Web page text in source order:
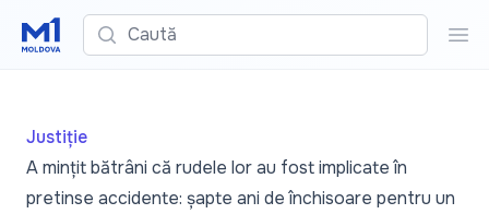
Caută
Justiție
A mințit bătrâni că rudele lor au fost implicate în
pretinse accidente: șapte ani de închisoare pentru un